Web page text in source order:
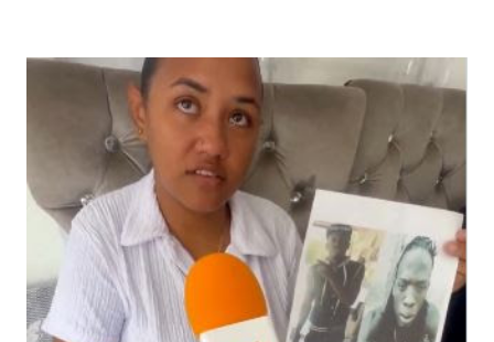
combustible que se venden en las distintas gasolineras es
un grave delito no solo porque viola los estatutos de pro
cosumidor, sino por poner en peligo las vidas de las
personas al causar daños a sus vehículos y a su economía,
todo indica que es todo lo contrario, porque a quien se le
ha aplicado todo el peso de la ley es a él y no a los
infractores que venten el combustble malo. No ha sido solo
una persecusión a nivel judicial; incluso, el señor Ventura ha
sido víctima de atentados contra su perso...